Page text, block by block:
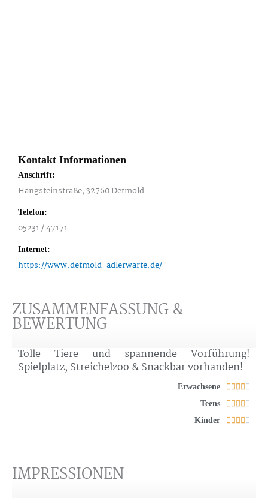
Kontakt Informationen
Anschrift:
Hangsteinstraße, 32760 Detmold
Telefon:
05231 / 47171
Internet:
https://www.detmold-adlerwarte.de/
ZUSAMMENFASSUNG &
BEWERTUNG
Tolle Tiere und spannende Vorführung!
Spielplatz, Streichelzoo & Snackbar vorhanden!
Erwachsene     
Teens     
Kinder     
5
IMPRESSIONEN